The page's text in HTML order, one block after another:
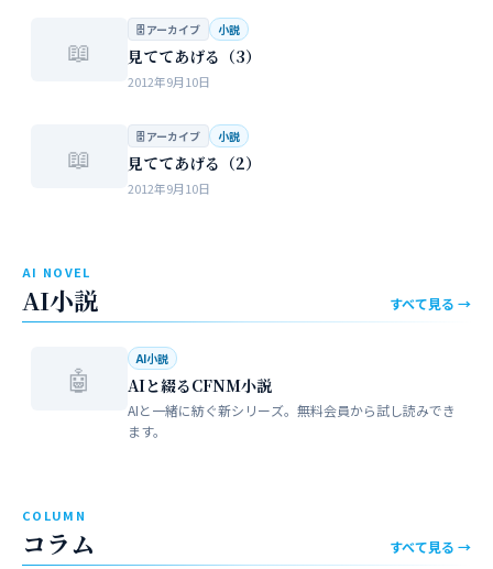
📖
🗄 アーカイブ 小説
見ててあげる（3）
2012年9月10日
📖
🗄 アーカイブ 小説
見ててあげる（2）
2012年9月10日
AI NOVEL
AI小説 すべて見る →
🤖
AI小説
AIと綴るCFNM小説
AIと一緒に紡ぐ新シリーズ。無料会員から試し読みでき
ます。
COLUMN
コラム すべて見る →